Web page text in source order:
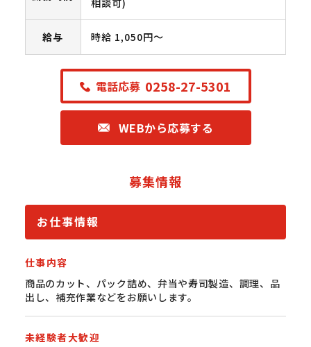
給与 時給 1,050円〜
電話応募 0258-27-5301
WEBから応募する
募集情報
お仕事情報
仕事内容
商品のカット、パック詰め、弁当や寿司製造、調理、品
出し、補充作業などをお願いします。
未経験者大歓迎